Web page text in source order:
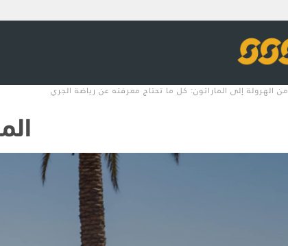
من الهرولة إلى الماراثون: كل ما تحتاج معرفته عن رياضة الجري